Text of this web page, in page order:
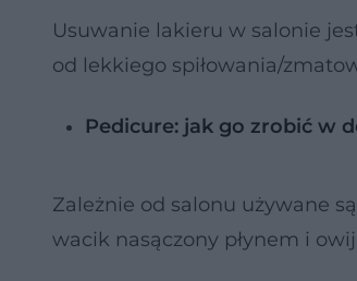
Usuwanie lakieru w salonie
od lekkiego spiłowania/
Pedicure: jak go zrobić w
Zależnie od salonu używane
wacik nasączony płynem i